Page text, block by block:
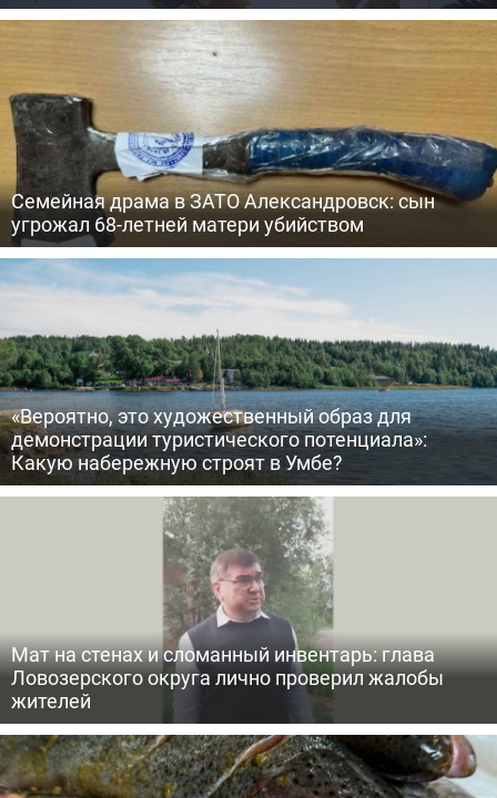
Семейная драма в ЗАТО Александровск: сын
угрожал 68-летней матери убийством
«Вероятно, это художественный образ для
демонстрации туристического потенциала»:
Какую набережную строят в Умбе?
Мат на стенах и сломанный инвентарь: глава
Ловозерского округа лично проверил жалобы
жителей